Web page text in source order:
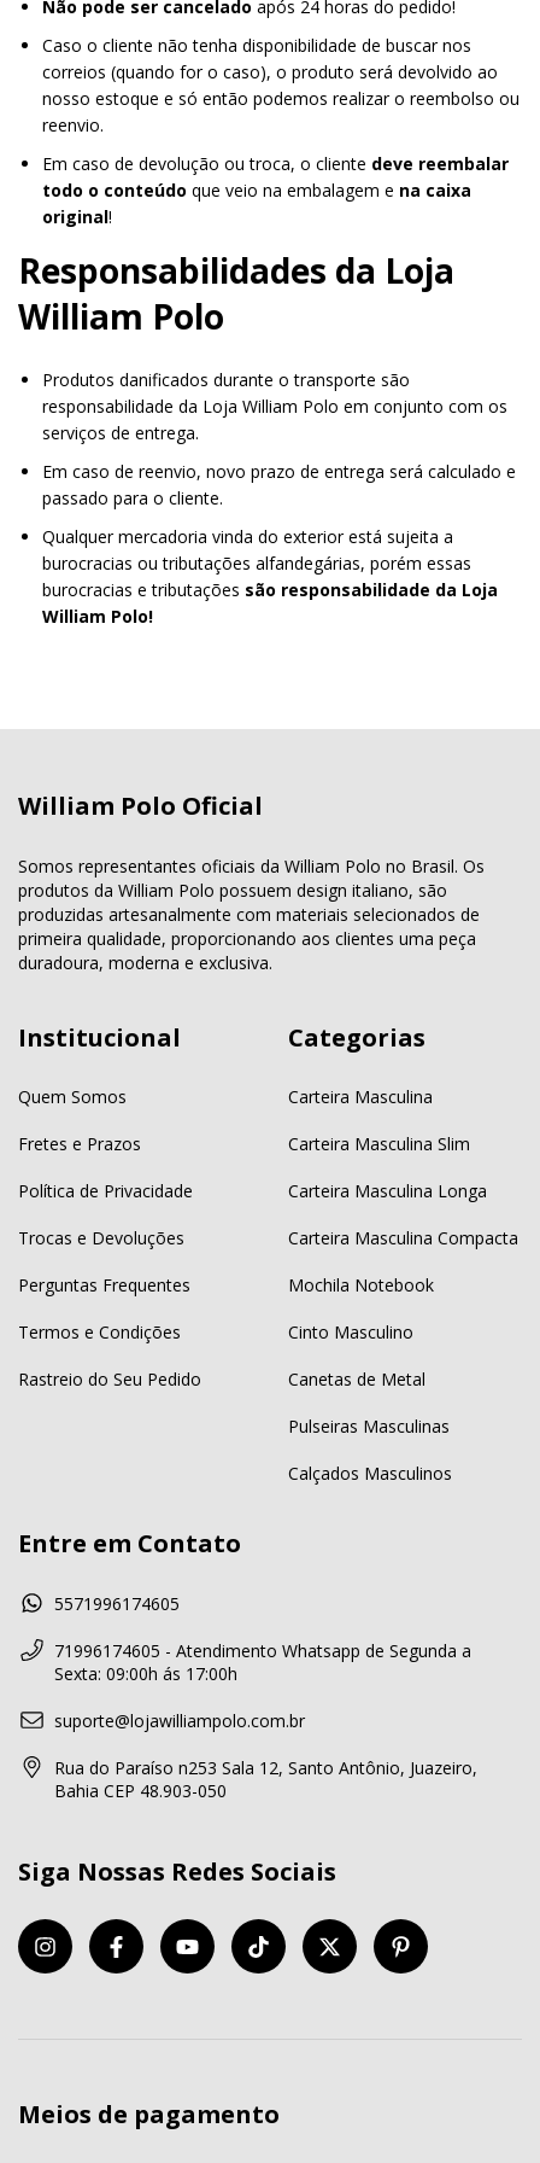
Não pode ser cancelado após 24 horas do pedido!
Caso o cliente não tenha disponibilidade de buscar nos
correios (quando for o caso), o produto será devolvido ao
nosso estoque e só então podemos realizar o reembolso ou
reenvio.
Em caso de devolução ou troca, o cliente deve reembalar
todo o conteúdo que veio na embalagem e na caixa
original!
Responsabilidades da Loja
William Polo
Produtos danificados durante o transporte são
responsabilidade da Loja William Polo em conjunto com os
serviços de entrega.
Em caso de reenvio, novo prazo de entrega será calculado e
passado para o cliente.
Qualquer mercadoria vinda do exterior está sujeita a
burocracias ou tributações alfandegárias, porém essas
burocracias e tributações são responsabilidade da Loja
William Polo!
William Polo Oficial
Somos representantes oficiais da William Polo no Brasil. Os
produtos da William Polo possuem design italiano, são
produzidas artesanalmente com materiais selecionados de
primeira qualidade, proporcionando aos clientes uma peça
duradoura, moderna e exclusiva.
Institucional
Quem Somos
Fretes e Prazos
Política de Privacidade
Trocas e Devoluções
Perguntas Frequentes
Termos e Condições
Rastreio do Seu Pedido
Categorias
Carteira Masculina
Carteira Masculina Slim
Carteira Masculina Longa
Carteira Masculina Compacta
Mochila Notebook
Cinto Masculino
Canetas de Metal
Pulseiras Masculinas
Calçados Masculinos
Entre em Contato
5571996174605
71996174605 - Atendimento Whatsapp de Segunda a
Sexta: 09:00h ás 17:00h
suporte@lojawilliampolo.com.br
Rua do Paraíso n253 Sala 12, Santo Antônio, Juazeiro,
Bahia CEP 48.903-050
Siga Nossas Redes Sociais
Meios de pagamento